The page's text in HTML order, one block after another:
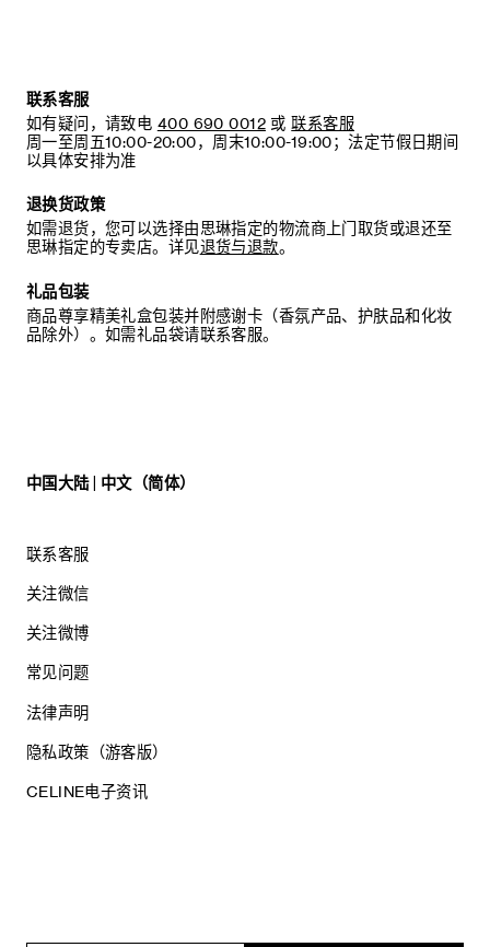
联系客服
如有疑问，请致电 400 690 0012 或 联系客服
周一至周五10:00-20:00，周末10:00-19:00；法定节假日期间
以具体安排为准
退换货政策
如需退货，您可以选择由思琳指定的物流商上门取货或退还至
思琳指定的专卖店。详见退货与退款。
礼品包装
商品尊享精美礼盒包装并附感谢卡（香氛产品、护肤品和化妆
品除外）。如需礼品袋请联系客服。
中国大陆 | 中文（简体）
联系客服
关注微信
关注微博
常见问题
法律声明
隐私政策（游客版）
CELINE电子资讯